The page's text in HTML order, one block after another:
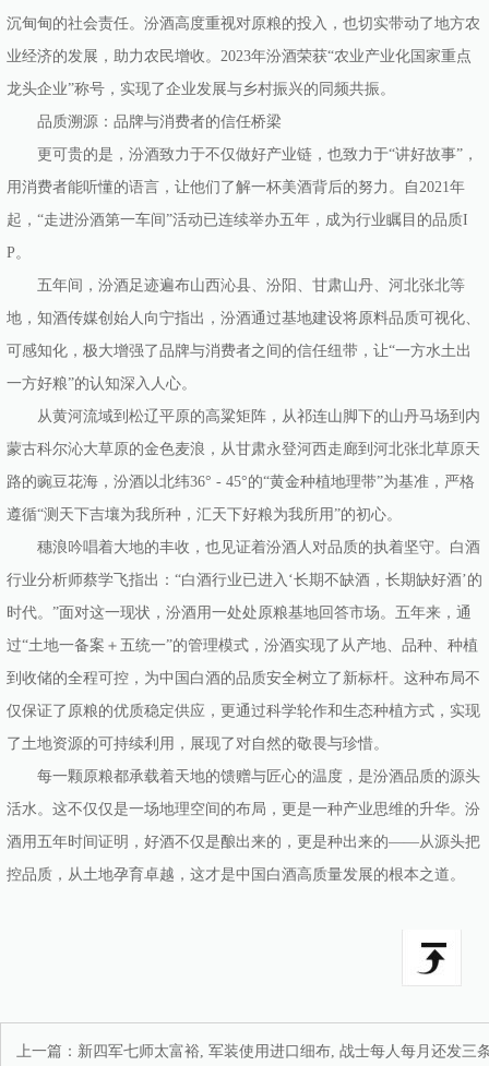
沉甸甸的社会责任。汾酒高度重视对原粮的投入，也切实带动了地方农
业经济的发展，助力农民增收。2023年汾酒荣获“农业产业化国家重点
龙头企业”称号，实现了企业发展与乡村振兴的同频共振。
品质溯源：品牌与消费者的信任桥梁
更可贵的是，汾酒致力于不仅做好产业链，也致力于“讲好故事”，
用消费者能听懂的语言，让他们了解一杯美酒背后的努力。自2021年
起，“走进汾酒第一车间”活动已连续举办五年，成为行业瞩目的品质I
P。
五年间，汾酒足迹遍布山西沁县、汾阳、甘肃山丹、河北张北等
地，知酒传媒创始人向宁指出，汾酒通过基地建设将原料品质可视化、
可感知化，极大增强了品牌与消费者之间的信任纽带，让“一方水土出
一方好粮”的认知深入人心。
从黄河流域到松辽平原的高粱矩阵，从祁连山脚下的山丹马场到内
蒙古科尔沁大草原的金色麦浪，从甘肃永登河西走廊到河北张北草原天
路的豌豆花海，汾酒以北纬36° - 45°的“黄金种植地理带”为基准，严格
遵循“测天下吉壤为我所种，汇天下好粮为我所用”的初心。
穗浪吟唱着大地的丰收，也见证着汾酒人对品质的执着坚守。白酒
行业分析师蔡学飞指出：“白酒行业已进入‘长期不缺酒，长期缺好酒’的
时代。”面对这一现状，汾酒用一处处原粮基地回答市场。五年来，通
过“土地一备案＋五统一”的管理模式，汾酒实现了从产地、品种、种植
到收储的全程可控，为中国白酒的品质安全树立了新标杆。这种布局不
仅保证了原粮的优质稳定供应，更通过科学轮作和生态种植方式，实现
了土地资源的可持续利用，展现了对自然的敬畏与珍惜。
每一颗原粮都承载着天地的馈赠与匠心的温度，是汾酒品质的源头
活水。这不仅仅是一场地理空间的布局，更是一种产业思维的升华。汾
酒用五年时间证明，好酒不仅是酿出来的，更是种出来的——从源头把
控品质，从土地孕育卓越，这才是中国白酒高质量发展的根本之道。
上一篇： 新四军七师太富裕, 军装使用进口细布, 战士每人每月还发三